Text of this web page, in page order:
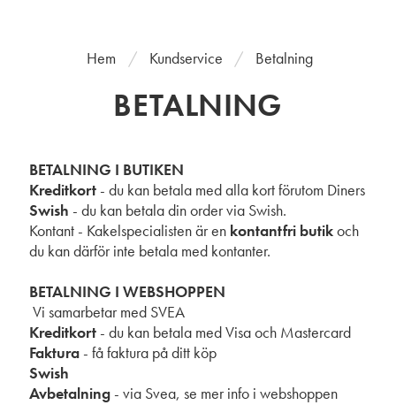
Hem Kundservice Betalning
BETALNING
BETALNING I BUTIKEN
Kreditkort - du kan betala med alla kort förutom Diners
Swish - du kan betala din order via Swish.
Kontant - Kakelspecialisten är en kontantfri butikoch
du kan därför inte betala med kontanter.
BETALNING I WEBSHOPPEN
Vi samarbetar med SVEA
Kreditkort - du kan betala med Visa och Mastercard
Faktura - få faktura på ditt köp
Swish
Avbetalning - via Svea, se mer info i webshoppen